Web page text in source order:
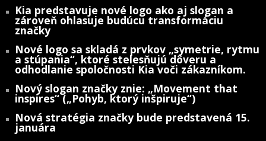
Kia predstavuje nové logo ako aj slogan a
zároveň ohlasuje budúcu transformáciu
značky
Nové logo sa skladá z prvkov „symetrie, rytmu
a stúpania“, ktoré stelesňujú dôveru a
odhodlanie spoločnosti Kia voči zákazníkom.
Nový slogan značky znie: „Movement that
inspires“ („Pohyb, ktorý inšpiruje“)
Nová stratégia značky bude predstavená 15.
januára